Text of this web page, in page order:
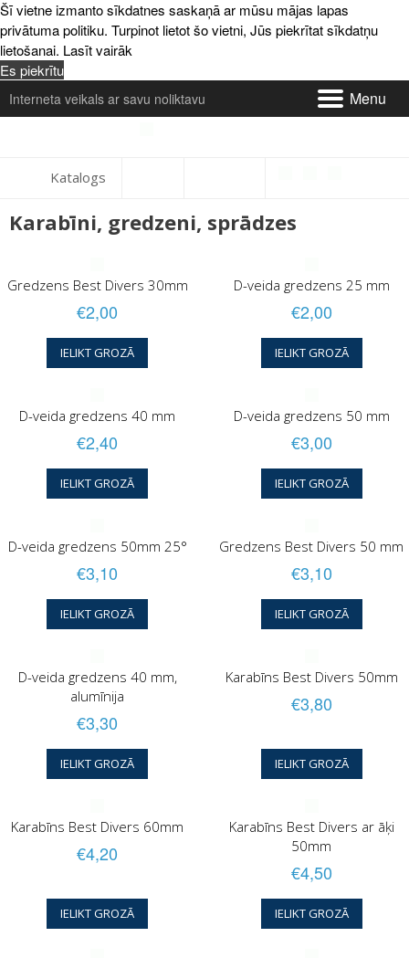
Šī vietne izmanto sīkdatnes saskaņā ar mūsu mājas lapas
privātuma politiku. Turpinot lietot šo vietni, Jūs piekrītat sīkdatņu
lietošanai. Lasīt vairāk
Es piekrītu
Interneta veikals ar savu noliktavu Menu
Atsauksmes
Katalogs
Karabīni, gredzeni, sprādzes
Gredzens Best Divers 30mm
€2,00
IELIKT GROZĀ
D-veida gredzens 25 mm
€2,00
IELIKT GROZĀ
D-veida gredzens 40 mm
€2,40
IELIKT GROZĀ
D-veida gredzens 50 mm
€3,00
IELIKT GROZĀ
D-veida gredzens 50mm 25°
€3,10
IELIKT GROZĀ
Gredzens Best Divers 50 mm
€3,10
IELIKT GROZĀ
D-veida gredzens 40 mm,
alumīnija
€3,30
IELIKT GROZĀ
Karabīns Best Divers 50mm
€3,80
IELIKT GROZĀ
Karabīns Best Divers 60mm
€4,20
IELIKT GROZĀ
Karabīns Best Divers ar āķi
50mm
€4,50
IELIKT GROZĀ